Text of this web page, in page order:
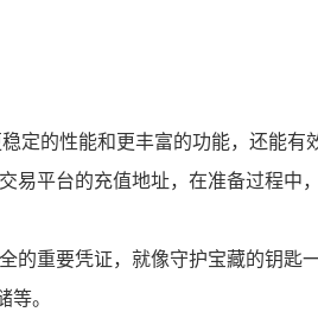
的性能和更丰富的功能，还能有
易平台的充值地址，在准备过程中
重要凭证，就像守护宝藏的钥匙
。